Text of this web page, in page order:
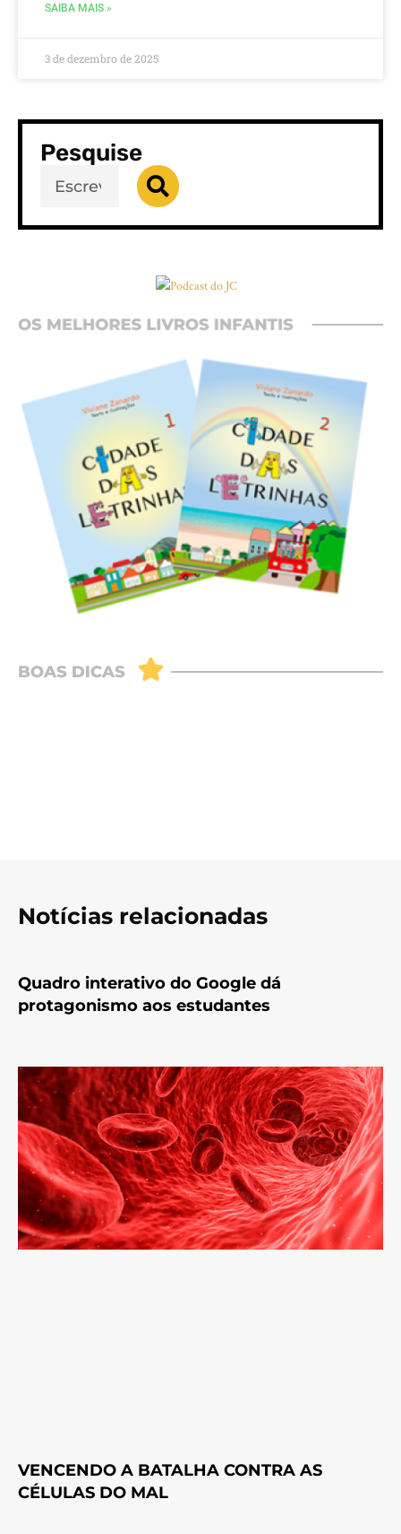
SAIBA MAIS »
3 de dezembro de 2025
Pesquise
Notícias relacionadas
Quadro interativo do Google dá
protagonismo aos estudantes
VENCENDO A BATALHA CONTRA AS
CÉLULAS DO MAL